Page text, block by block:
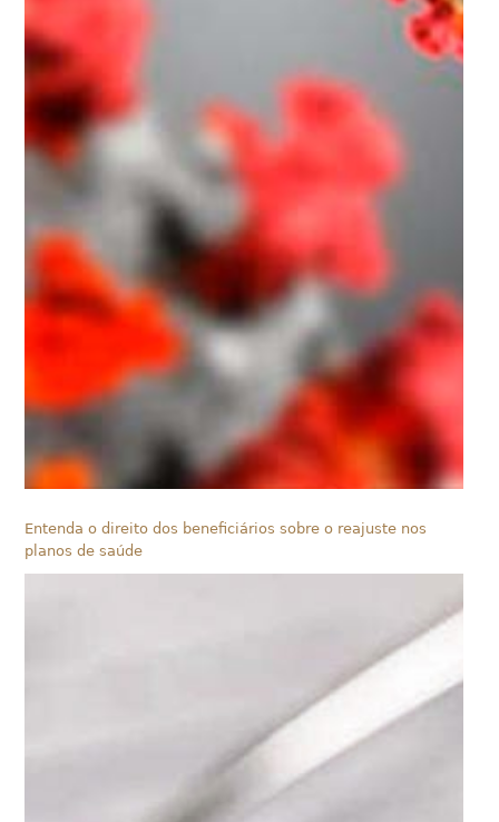
Entenda o direito dos beneficiários sobre o reajuste nos
planos de saúde